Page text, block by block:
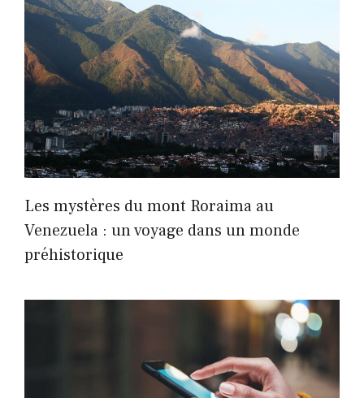
Les mystères du mont Roraima au
Venezuela : un voyage dans un monde
préhistorique